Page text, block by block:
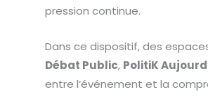
pression continue.
Dans ce dispositif, des
Débat Public, PolitiK
entre l’événement et la